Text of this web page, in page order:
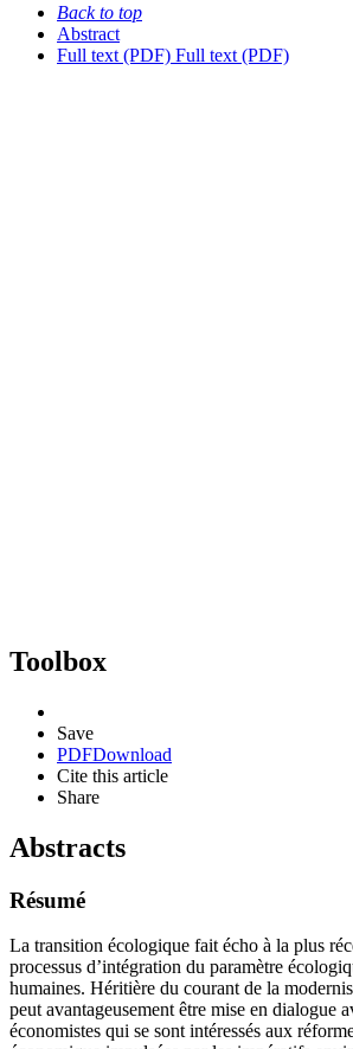
Back to top
Abstract
Full text (PDF) Full text (PDF)
Toolbox
Save
PDFDownload
Cite this article
Share
Abstracts
Résumé
La transition écologique fait écho à la plus
processus d’intégration du paramètre
humaines. Héritière du courant de la
peut avantageusement être mise en dialogue
économistes qui se sont intéressés aux